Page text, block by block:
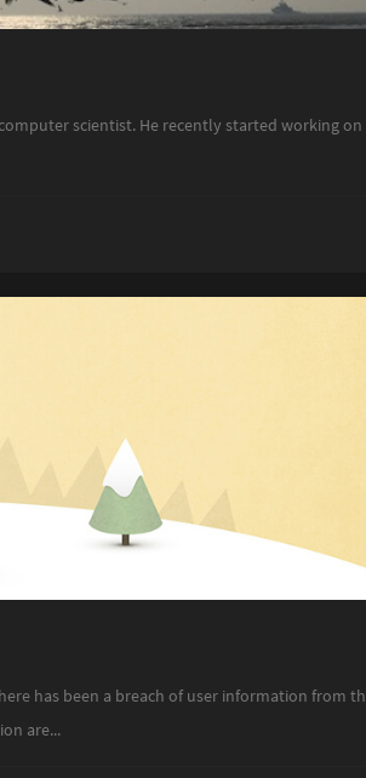
scientist. He recently started working on
has been a breach of user information from th
are...